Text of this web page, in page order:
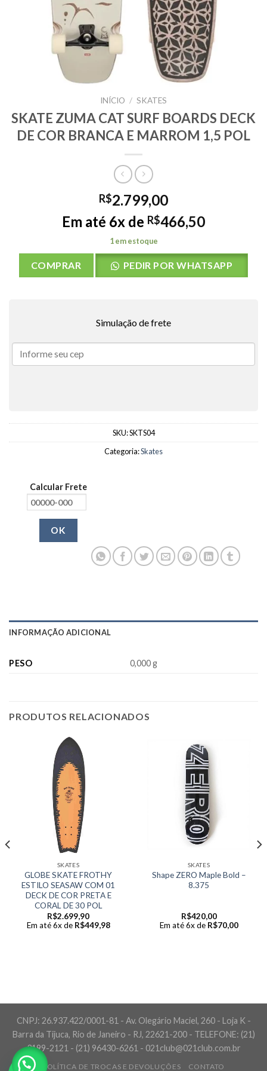
INÍCIO / SKATES
SKATE ZUMA CAT SURF BOARDS DECK
DE COR BRANCA E MARROM 1,5 POL
R$2.799,00
Em até 6x de R$466,50
1 em estoque
COMPRAR PEDIR POR WHATSAPP
Simulação de frete
SKU:SKTS04
Categoria:Skates
Calcular Frete
OK
INFORMAÇÃO ADICIONAL
PESO 0,000 g
PRODUTOS RELACIONADOS
SKATES
GLOBE SKATE FROTHY
ESTILO SEASAW COM 01
DECK DE COR PRETA E
CORAL DE 30 POL
R$2.699,90
Em até 6x de R$449,98
SKATES
Shape ZERO Maple Bold –
8.375
R$420,00
Em até 6x de R$70,00
CNPJ: 26.937.422/0001-81 - Av. Olegário Maciel, 260 - Loja K -
Barra da Tijuca, Rio de Janeiro - RJ, 22621-200 - TELEFONE: (21)
3199-2121 - (21) 96430-6261 - 021club@021club.com.br
POLÍTICA DE TROCAS E DEVOLUÇÕES CONTATO